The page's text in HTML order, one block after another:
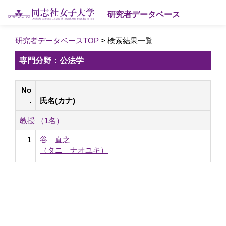
研究者データベース
研究者データベースTOP > 検索結果一覧
専門分野：公法学
No
.
氏名(カナ)
教授 （1名）
1
谷 直之
（タニ ナオユキ）